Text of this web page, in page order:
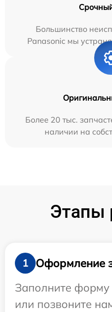
Большинство
Panasonic мы
Более 20 тыс.
наличии на
Этапы
1
Оформление
Заполните форму
или позвоните